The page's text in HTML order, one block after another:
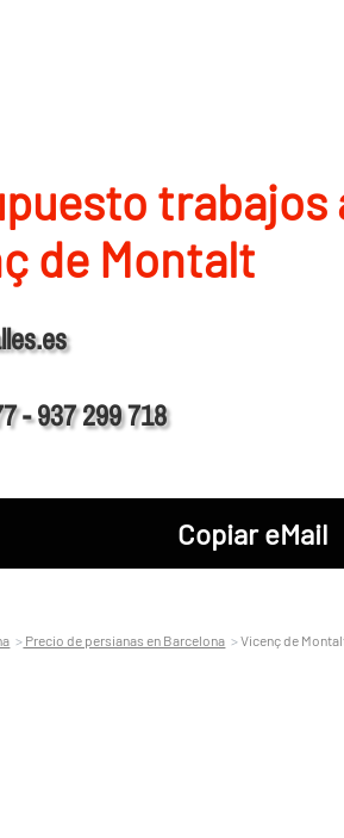
trabajos
de Montalt
- 937 299 718
Copiar eMail
Precio de persianas en Barcelona Vicenç de